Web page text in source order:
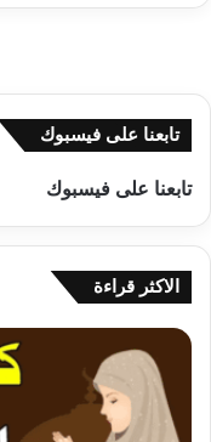
تابعنا على فيسبوك
تابعنا على فيسبوك
الاكثر قراءة